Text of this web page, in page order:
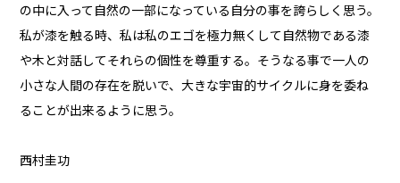
の中に入って自然の一部になっている自分の事を誇らしく思う。
私が漆を触る時、私は私のエゴを極力無くして自然物である漆
や木と対話してそれらの個性を尊重する。そうなる事で一人の
小さな人間の存在を脱いで、大きな宇宙的サイクルに身を委ね
ることが出来るように思う。
西村圭功